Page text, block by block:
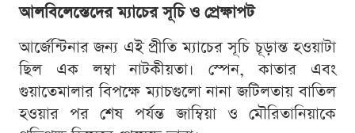
আলবিলেস্তেদের ম্যাচের সূচি ও প্রেক্ষাপট
আর্জেন্টিনার জন্য এই প্রীতি ম্যাচের সূচি চূড়ান্ত হওয়াটা
ছিল এক লম্বা নাটকীয়তা। স্পেন, কাতার এবং
গুয়াতেমালার বিপক্ষে ম্যাচগুলো নানা জটিলতায় বাতিল
হওয়ার পর শেষ পর্যন্ত জাম্বিয়া ও মৌরিতানিয়াকে